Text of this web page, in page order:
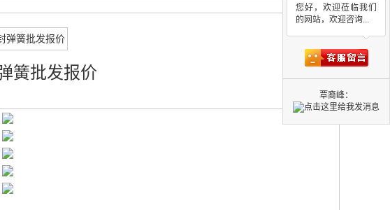
簧批发报价
您好，欢迎莅临我们
的网站，欢迎咨询...
覃裔峰：